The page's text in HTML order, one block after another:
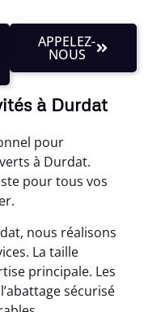
APPELEZ-
NOUS
à Durdat
pour
à Durdat.
pour tous vos
nous réalisons
La taille
principale. Les
sécurisé